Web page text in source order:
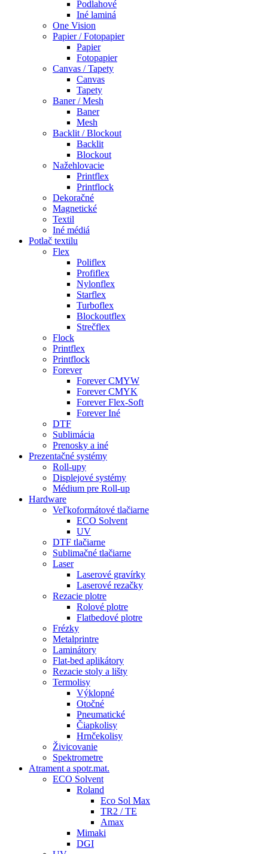
Podlahové
Iné laminá
One Vision
Papier / Fotopapier
Papier
Fotopapier
Canvas / Tapety
Canvas
Tapety
Baner / Mesh
Baner
Mesh
Backlit / Blockout
Backlit
Blockout
Nažehlovacie
Printflex
Printflock
Dekoračné
Magnetické
Textil
Iné médiá
Potlač textilu
Flex
Poliflex
Profiflex
Nylonflex
Starflex
Turboflex
Blockoutflex
Strečflex
Flock
Printflex
Printflock
Forever
Forever CMYW
Forever CMYK
Forever Flex-Soft
Forever Iné
DTF
Sublimácia
Prenosky a iné
Prezentačné systémy
Roll-upy
Displejové systémy
Médium pre Roll-up
Hardware
Veľkoformátové tlačiarne
ECO Solvent
UV
DTF tlačiarne
Sublimačné tlačiarne
Laser
Laserové gravírky
Laserové rezačky
Rezacie plotre
Rolové plotre
Flatbedové plotre
Frézky
Metalprintre
Laminátory
Flat-bed aplikátory
Rezacie stoly a lišty
Termolisy
Výklopné
Otočné
Pneumatické
Čiapkolisy
Hrnčekolisy
Živicovanie
Spektrometre
Atrament a spotr.mat.
ECO Solvent
Roland
Eco Sol Max
TR2 / TE
Amax
Mimaki
DGI